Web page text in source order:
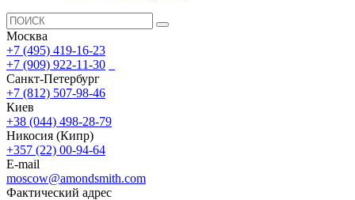
Москва
+7 (495) 419-16-23
+7 (909) 922-11-30
Санкт-Петербург
+7 (812) 507-98-46
Киев
+38 (044) 498-28-79
Никосия (Кипр)
+357 (22) 00-94-64
E-mail
moscow@amondsmith.com
Фактический адрес